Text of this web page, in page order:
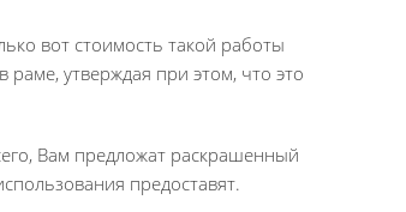
вот стоимость такой работы
утверждая при этом, что это
Вам предложат раскрашенный
предоставят.